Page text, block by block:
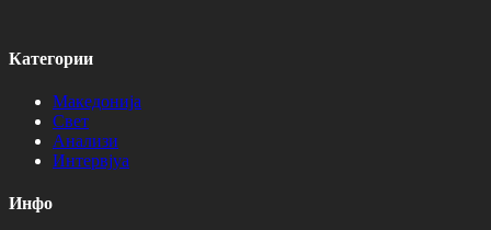
Категории
Македонија
Свет
Анализи
Интервјуа
Инфо